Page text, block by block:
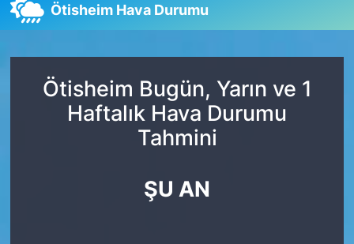
Ötisheim Hava Durumu
Ötisheim Bugün, Yarın ve 1
Haftalık Hava Durumu
Tahmini
ŞU AN
SPOR
DEUTSCH
Tüm Manşetler
Son Dakika Haberleri